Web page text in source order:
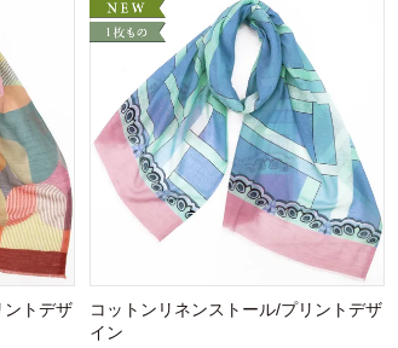
ントデザ
コットンリネンストール/プリントデザ
イン